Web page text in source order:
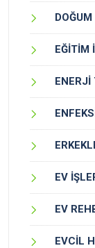
EĞİTİM
ENERJİ
EV
EV
EVCİL